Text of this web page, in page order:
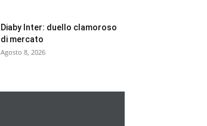
Diaby Inter: duello clamoroso
di mercato
Agosto 8, 2026